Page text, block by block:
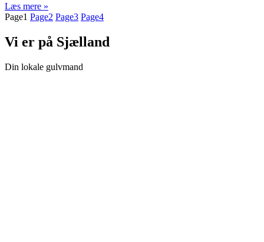
Læs mere »
Page1 Page2 Page3 Page4
Vi er på Sjælland
Din lokale gulvmand